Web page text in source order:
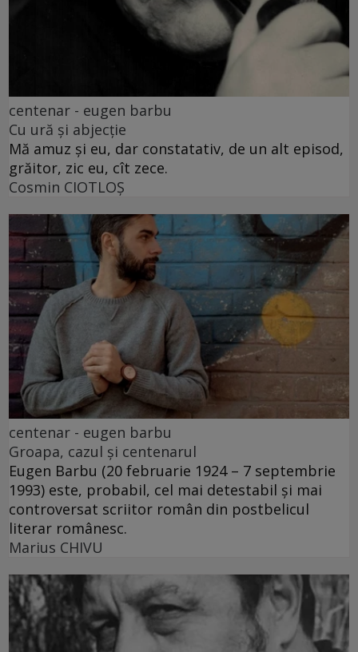
centenar - eugen barbu
Cu ură și abjecție
Mă amuz și eu, dar constatativ, de un alt episod,
grăitor, zic eu, cît zece.
Cosmin CIOTLOŞ
centenar - eugen barbu
Groapa, cazul și centenarul
Eugen Barbu (20 februarie 1924 – 7 septembrie
1993) este, probabil, cel mai detestabil și mai
controversat scriitor român din postbelicul
literar românesc.
Marius CHIVU